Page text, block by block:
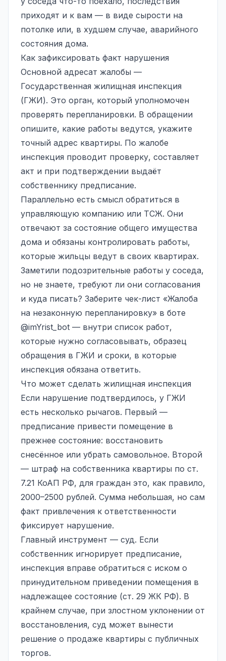
приходят и к вам — в виде сырости на
потолке или, в худшем случае, аварийного
состояния дома.
Как зафиксировать факт нарушения
Основной адресат жалобы —
Государственная жилищная инспекция
(ГЖИ). Это орган, который уполномочен
проверять перепланировки. В обращении
опишите, какие работы ведутся, укажите
точный адрес квартиры. По жалобе
инспекция проводит проверку, составляет
акт и при подтверждении выдаёт
собственнику предписание.
Параллельно есть смысл обратиться в
управляющую компанию или ТСЖ. Они
отвечают за состояние общего имущества
дома и обязаны контролировать работы,
которые жильцы ведут в своих квартирах.
Заметили подозрительные работы у соседа,
но не знаете, требуют ли они согласования
и куда писать? Заберите чек-лист «Жалоба
на незаконную перепланировку» в боте
@imYrist_bot — внутри список работ,
которые нужно согласовывать, образец
обращения в ГЖИ и сроки, в которые
инспекция обязана ответить.
Что может сделать жилищная инспекция
Если нарушение подтвердилось, у ГЖИ
есть несколько рычагов. Первый —
предписание привести помещение в
прежнее состояние: восстановить
снесённое или убрать самовольное. Второй
— штраф на собственника квартиры по ст.
7.21 КоАП РФ, для граждан это, как правило,
2000–2500 рублей. Сумма небольшая, но сам
факт привлечения к ответственности
фиксирует нарушение.
Главный инструмент — суд. Если
собственник игнорирует предписание,
инспекция вправе обратиться с иском о
принудительном приведении помещения в
надлежащее состояние (ст. 29 ЖК РФ). В
крайнем случае, при злостном уклонении от
восстановления, суд может вынести
решение о продаже квартиры с публичных
торгов.